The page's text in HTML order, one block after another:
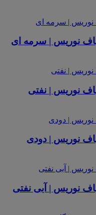
نوریس | سرمه ای
نوریس | نفتی
نوریس | دودی
نوریس | آبی نفتی